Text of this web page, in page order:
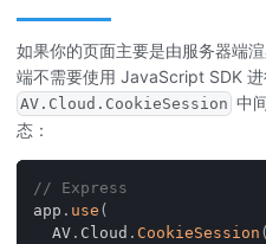
如果你的页面主要是由服务器端
端不需要使用 JavaScript SDK
AV.Cloud.CookieSession 中
态：
// Express
app . use (
AV . Cloud . CookieSession (